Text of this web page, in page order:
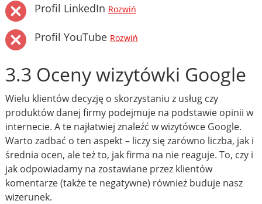
Profil LinkedIn Rozwiń
Profil YouTube Rozwiń
3.3 Oceny wizytówki Google
Wielu klientów decyzję o skorzystaniu z usług czy
produktów danej firmy podejmuje na podstawie opinii w
internecie. A te najłatwiej znaleźć w wizytówce Google.
Warto zadbać o ten aspekt – liczy się zarówno liczba, jak i
średnia ocen, ale też to, jak firma na nie reaguje. To, czy i
jak odpowiadamy na zostawiane przez klientów
komentarze (także te negatywne) również buduje nasz
wizerunek.